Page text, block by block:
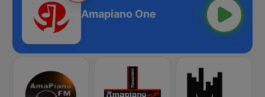
Amapiano One